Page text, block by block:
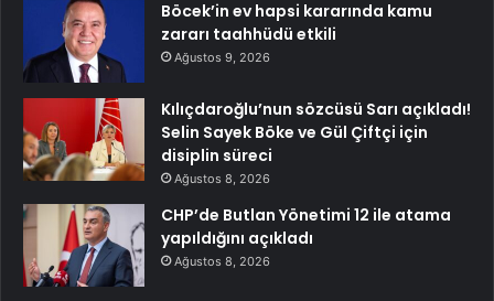
Böcek’in ev hapsi kararında kamu
zararı taahhüdü etkili
Ağustos 9, 2026
Kılıçdaroğlu’nun sözcüsü Sarı açıkladı!
Selin Sayek Böke ve Gül Çiftçi için
disiplin süreci
Ağustos 8, 2026
CHP’de Butlan Yönetimi 12 ile atama
yapıldığını açıkladı
Ağustos 8, 2026